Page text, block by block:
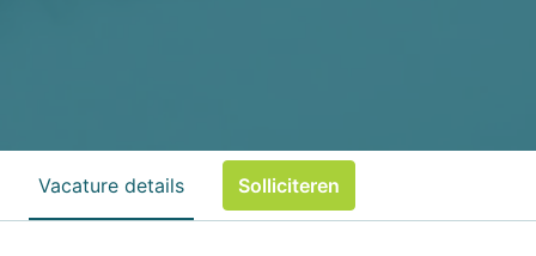
Vacature details Solliciteren